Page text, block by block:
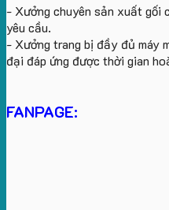
- Xưởng chuyên sản xuất gối
yêu cầu.
- Xưởng trang bị đầy đủ máy
đại đáp ứng được thời gian
FANPAGE: